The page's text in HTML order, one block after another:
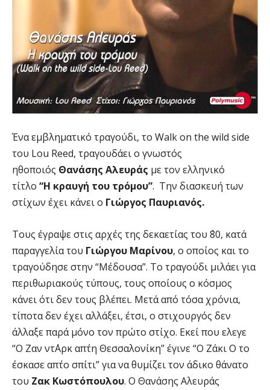
Ένα εμβληματικό τραγούδι, το Walk on the wild side
του Lou Reed, τραγουδάει ο γνωστός
ηθοποιός Θανάσης Αλευράς με τον ελληνικό
τίτλο “Η κραυγή του τρόμου”. Την διασκευή των
στίχων έχει κάνει ο Γιώργος Παυριανός.
Τους έγραψε στις αρχές της δεκαετίας του ΄80, κατά
παραγγελία του Γιώργου Μαρίνου, ο οποίος και το
τραγούδησε στην “Μέδουσα”. Το τραγούδι μιλάει για
περιθωριακούς τύπους, τους οποίους ο κόσμος
κάνει ότι δεν τους βλέπει. Μετά από τόσα χρόνια,
τίποτα δεν έχει αλλάξει, έτσι, ο στιχουργός δεν
άλλαξε παρά μόνο τον πρώτο στίχο. Εκεί που ελεγε
“Ο Ζαν ντ΄Αρκ απ΄τη Θεσσαλονίκη” έγινε “Ο Ζάκι Ο το
έσκασε απ΄το σπίτι” για να θυμίζει τον άδικο θάνατο
του Ζακ Κωστόπουλου. Ο Θανάσης Αλευράς